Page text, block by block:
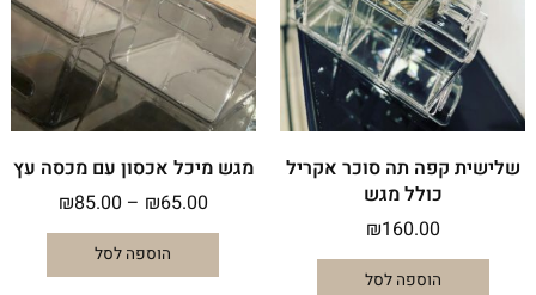
שלישית קפה תה סוכר אקריל
כולל מגש
₪160.00
הוספה לסל
מגש מיכל אכסון עם מכסה עץ
₪65.00
–
₪85.00
הוספה לסל
ניתן
לבחור
את
בעמוד
המוצר